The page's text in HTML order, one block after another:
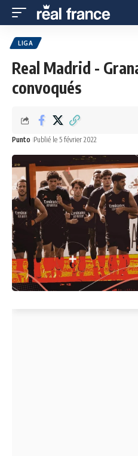
LIGA
Real Madrid -
convoqués
Punto Publié le 5 février 2022